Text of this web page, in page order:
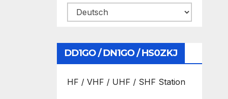
DD1GO / DN1GO / HS0ZKJ
HF / VHF / UHF / SHF Station